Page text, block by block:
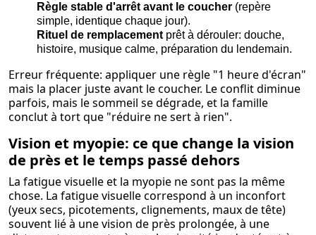
Règle stable d'arrêt avant le coucher (repère
simple, identique chaque jour).
Rituel de remplacement prêt à dérouler: douche,
histoire, musique calme, préparation du lendemain.
Erreur fréquente: appliquer une règle "1 heure d'écran"
mais la placer juste avant le coucher. Le conflit diminue
parfois, mais le sommeil se dégrade, et la famille
conclut à tort que "réduire ne sert à rien".
Vision et myopie: ce que change la vision
de près et le temps passé dehors
La fatigue visuelle et la myopie ne sont pas la même
chose. La fatigue visuelle correspond à un inconfort
(yeux secs, picotements, clignements, maux de tête)
souvent lié à une vision de près prolongée, à une